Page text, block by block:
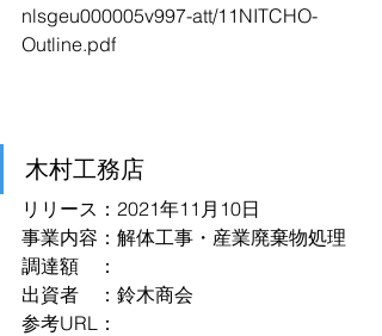
nlsgeu000005v997-att/11NITCHO-
Outline.pdf
木村工務店
リリース：2021年11月10日
事業内容：解体工事・産業廃棄物処理
調達額　：
出資者　：鈴木商会
参考URL：